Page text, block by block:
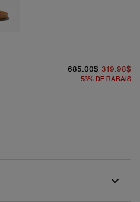
685.00$ 319.98$
53% DE RABAIS